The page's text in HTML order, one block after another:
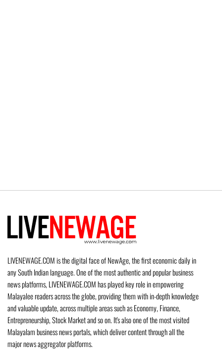
LIVENEWAGE.COM is the digital face of NewAge, the first economic daily in
any South Indian language. One of the most authentic and popular business
news platforms, LIVENEWAGE.COM has played key role in empowering
Malayalee readers across the globe, providing them with in-depth knowledge
and valuable update, across multiple areas such as Economy, Finance,
Entrepreneurship, Stock Market and so on. It's also one of the most visited
Malayalam business news portals, which deliver content through all the
major news aggregator platforms.